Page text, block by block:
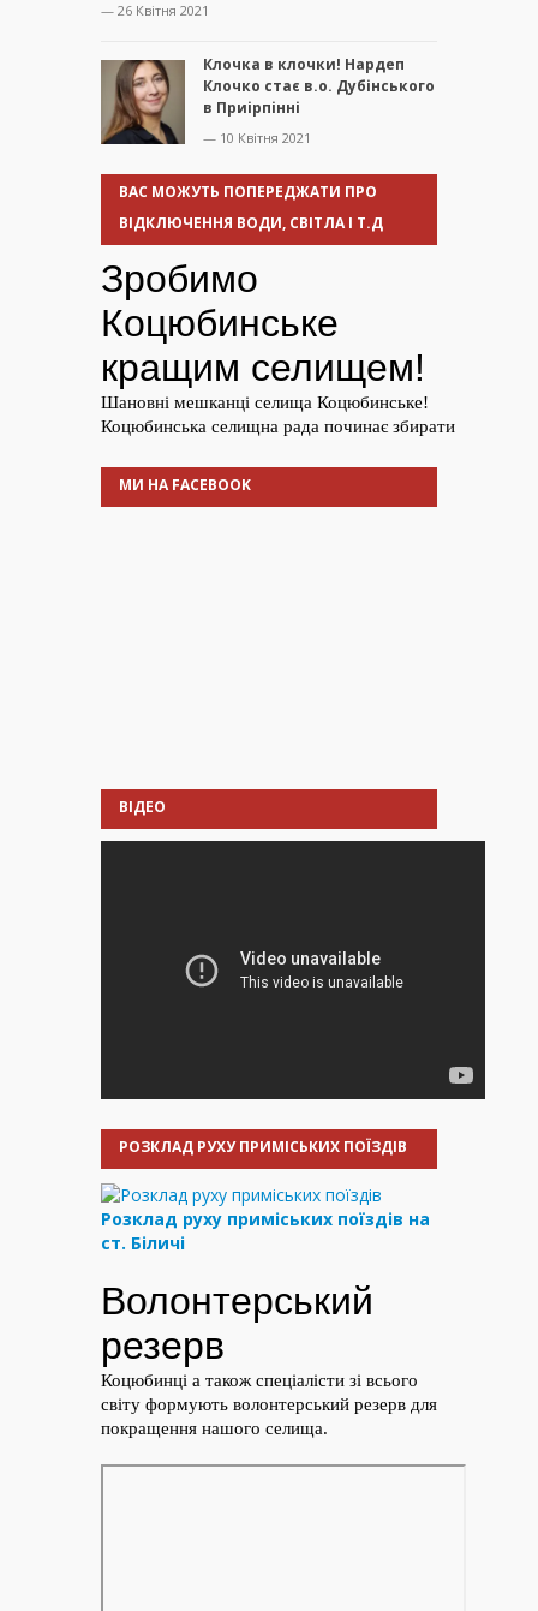
— 26 Квітня 2021
Клочка в клочки! Нардеп
Клочко стає в.о. Дубінського
в Приірпінні
— 10 Квітня 2021
ВАС МОЖУТЬ ПОПЕРЕДЖАТИ ПРО
ВІДКЛЮЧЕННЯ ВОДИ, СВІТЛА І Т.Д
МИ НА FACEBOOK
ВІДЕО
РОЗКЛАД РУХУ ПРИМІСЬКИХ ПОЇЗДІВ
Розклад руху приміських поїздів на
ст. Біличі